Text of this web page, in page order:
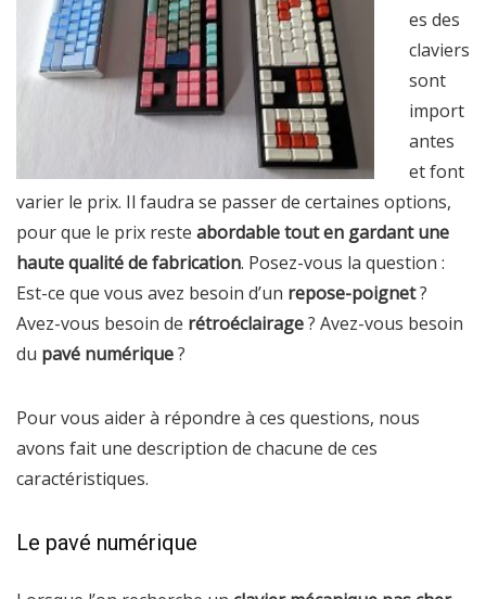
es des
claviers
sont
import
antes
et font
varier le prix. Il faudra se passer de certaines options,
pour que le prix reste abordable tout en gardant une
haute qualité de fabrication. Posez-vous la question :
Est-ce que vous avez besoin d’un repose-poignet?
Avez-vous besoin de rétroéclairage? Avez-vous besoin
du pavé numérique?
Pour vous aider à répondre à ces questions, nous
avons fait une description de chacune de ces
caractéristiques.
Le pavé numérique